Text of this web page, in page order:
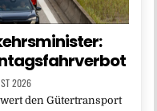
2026
den Gütertransport